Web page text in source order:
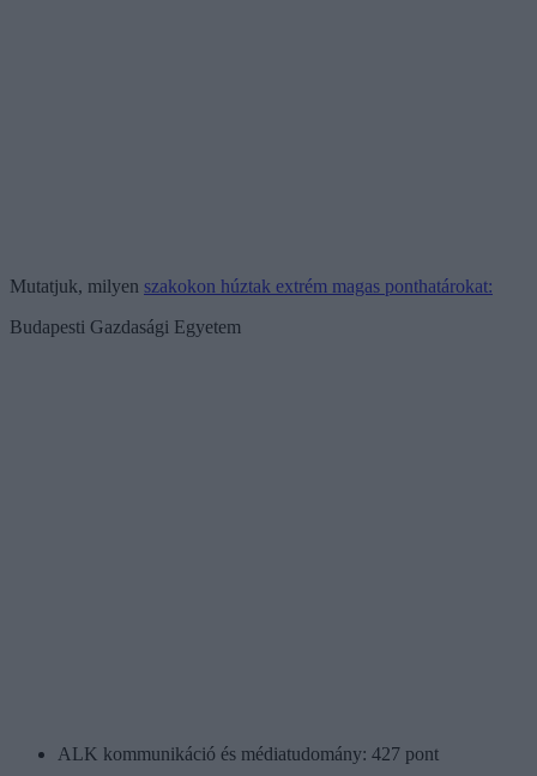
Mutatjuk, milyen szakokon húztak extrém magas ponthatárokat:
Budapesti Gazdasági Egyetem
ALK kommunikáció és médiatudomány: 427 pont